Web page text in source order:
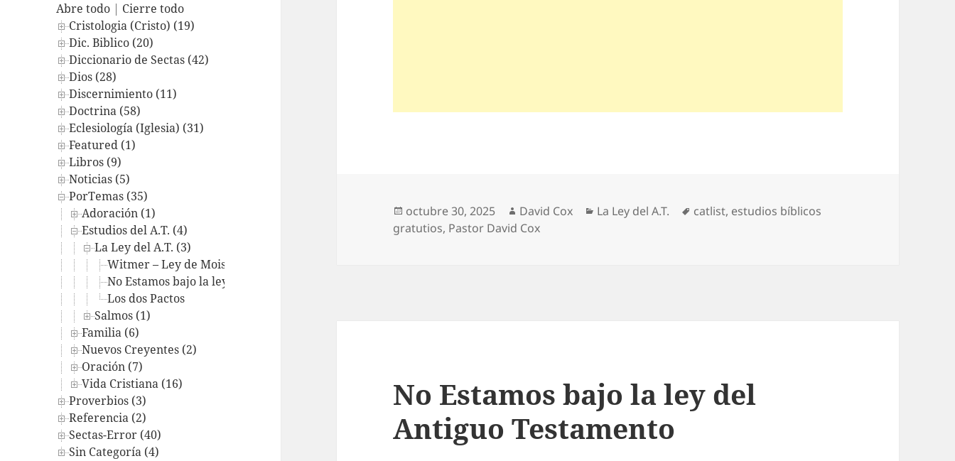
Abre todo | Cierre todo
Cristologia (Cristo) (19)
Dic. Biblico (20)
Diccionario de Sectas (42)
Dios (28)
Discernimiento (11)
Doctrina (58)
Eclesiología (Iglesia) (31)
Featured (1)
Libros (9)
Noticias (5)
PorTemas (35)
Adoración (1)
Estudios del A.T. (4)
La Ley del A.T. (3)
Witmer – Ley de Moisés y de Cristo
No Estamos bajo la ley del Antiguo Testamento
Los dos Pactos
Salmos (1)
Familia (6)
Nuevos Creyentes (2)
Oración (7)
Vida Cristiana (16)
Proverbios (3)
Referencia (2)
Sectas-Error (40)
Sin Categoría (4)
Publicado
el
octubre 30, 2025 Autor
David Cox Categorías
La Ley del A.T. Etiquetas
catlist, estudios bíblicos
gratutios, Pastor David Cox
No Estamos bajo la ley del
Antiguo Testamento